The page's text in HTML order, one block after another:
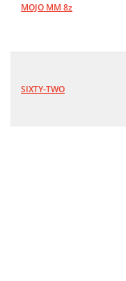
MOJO MM 8z
SIXTY-TWO